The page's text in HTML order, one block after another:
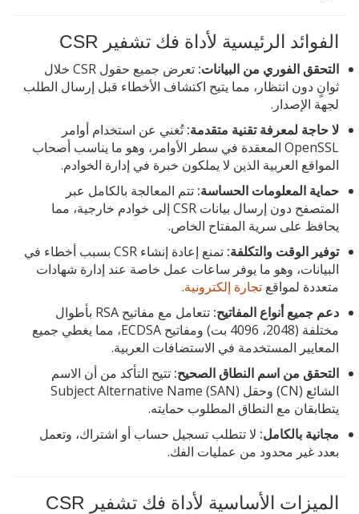
الفوائد الرئيسية لأداة فك تشفير CSR
التحقق الفوري من البيانات:
تعرض جميع حقول CSR خلال
ثوانٍ دون انتظار، مما يتيح اكتشاف الأخطاء قبل إرسال الطلب
لجهة الإصدار.
لا حاجة لمعرفة تقنية متقدمة:تُغني عن استخدام أوامر
OpenSSL المعقدة في سطر الأوامر، وهو ما يناسب أصحاب
المواقع العربية الذين لا يملكون خبرة في إدارة الخوادم.
حماية المعلومات الحساسة: تتم المعالجة بالكامل عبر
المتصفح دون إرسال بيانات CSR إلى خوادم خارجية، مما
يحافظ على سرية المفتاح الخاص.
توفير الوقت والتكلفة:
تمنع إعادة إنشاء CSR بسبب أخطاء في
البيانات، وهو ما يوفر ساعات عمل خاصة عند إدارة شهادات
متعددة لمواقع تجارة إلكترونية.
دعم جميع أنواع المفاتيح:
تتعامل مع مفاتيح RSA بأطوال
مختلفة (2048، 4096 بت) ومفاتيح ECDSA، مما يغطي جميع
المعايير المستخدمة في الاستضافات العربية.
التحقق من اسم النطاق الصحيح: تتيح التأكد من أن الاسم
الشائع (CN) وحقل Subject Alternative Name (SAN)
يتطابقان مع النطاق المطلوب حمايته.
مجانية بالكامل: لا تتطلب تسجيل حساب أو اشتراك، وتعمل
بعدد غير محدود من عمليات الفك.
الميزات الأساسية لأداة فك تشفير CSR